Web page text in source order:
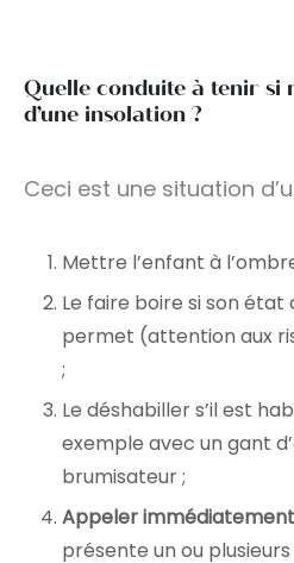
Quelle conduite à tenir si
d’une insolation ?
Ceci est une situation
Mettre l’enfant à
Le faire boire si son état
permet (attention aux
;
Le déshabiller s’il est
exemple avec un gant
brumisateur ;
Appeler immédiatement
présente un ou